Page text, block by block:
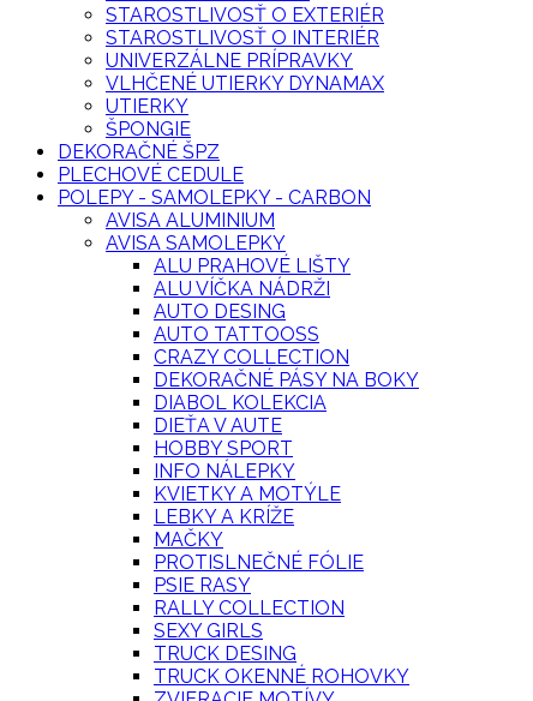
STAROSTLIVOSŤ O EXTERIÉR
STAROSTLIVOSŤ O INTERIÉR
UNIVERZÁLNE PRÍPRAVKY
VLHČENÉ UTIERKY DYNAMAX
UTIERKY
ŠPONGIE
DEKORAČNÉ ŠPZ
PLECHOVÉ CEDULE
POLEPY - SAMOLEPKY - CARBON
AVISA ALUMINIUM
AVISA SAMOLEPKY
ALU PRAHOVÉ LIŠTY
ALU VÍČKA NÁDRŽI
AUTO DESING
AUTO TATTOOSS
CRAZY COLLECTION
DEKORAČNÉ PÁSY NA BOKY
DIABOL KOLEKCIA
DIEŤA V AUTE
HOBBY SPORT
INFO NÁLEPKY
KVIETKY A MOTÝLE
LEBKY A KRÍŽE
MAČKY
PROTISLNEČNÉ FÓLIE
PSIE RASY
RALLY COLLECTION
SEXY GIRLS
TRUCK DESING
TRUCK OKENNÉ ROHOVKY